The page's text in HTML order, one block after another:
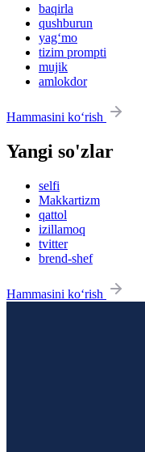
baqirla
qushburun
yag‘mo
tizim prompti
mujik
amlokdor
Hammasini ko‘rish
Yangi so'zlar
selfi
Makkartizm
qattol
izillamoq
tvitter
brend-shef
Hammasini ko‘rish